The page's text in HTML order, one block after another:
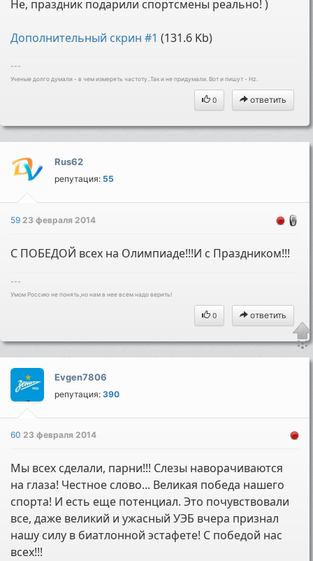
Не, праздник подарили спортсмены реально! )
Дополнительный скрин #1 (131.6 Kb)
---
Ученые долго думали - в чем измерять частоту..Так и не придумали. Вот и пишут - Hz.
0 ответить
Rus62
репутация: 55
5923 февраля 2014
С ПОБЕДОЙ всех на Олимпиаде!!!И с Праздником!!!
---
Умом Россию не понять,но нам в нее всем надо верить!
0 ответить
Evgen7806
репутация:390
6023 февраля 2014
Мы всех сделали, парни!!! Слезы наворачиваются
на глаза! Честное слово... Великая победа нашего
спорта! И есть еще потенциал. Это почувствовали
все, даже великий и ужасный УЭБ вчера признал
нашу силу в биатлонной эстафете! С победой нас
всех!!!